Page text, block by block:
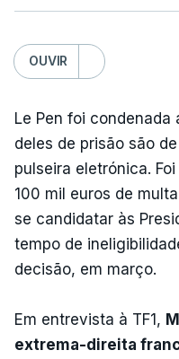
OUVIR
Le Pen foi condenada
deles de prisão são
pulseira eletrónica.
100 mil euros de
se candidatar às
tempo de
decisão, em março.
Em entrevista à TF1,
extrema-direita